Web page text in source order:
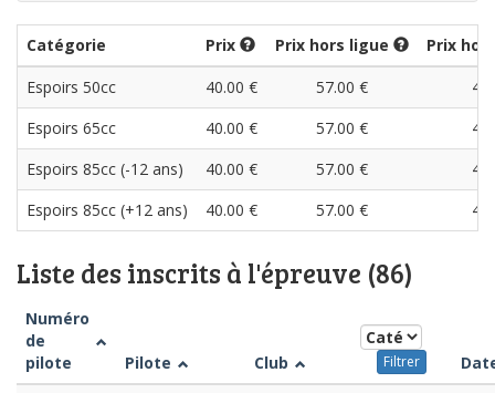
Catégorie Prix Prix hors ligue
Prix
Espoirs 50cc
40.00 € 57.00 €
Espoirs 65cc
40.00 € 57.00 €
Espoirs 85cc (-12 ans)
40.00 € 57.00 €
Espoirs 85cc (+12 ans)
40.00 € 57.00 €
Liste des inscrits à l'épreuve (86)
Numéro
de
pilote
Pilote Club Filtrer